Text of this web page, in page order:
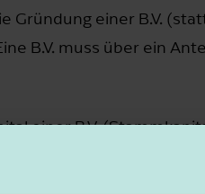
Gründung einer B.V.
B.V. muss über ein
einer B.V.
von z.B. € 1 von
GmbH mindestens €